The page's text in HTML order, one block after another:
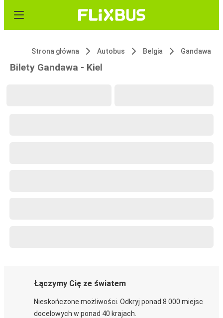
Strona główna Autobus Belgia Gandawa
Bilety Gandawa - Kiel
Łączymy Cię ze światem
Nieskończone możliwości. Odkryj ponad 8 000 miejsc
docelowych w ponad 40 krajach.